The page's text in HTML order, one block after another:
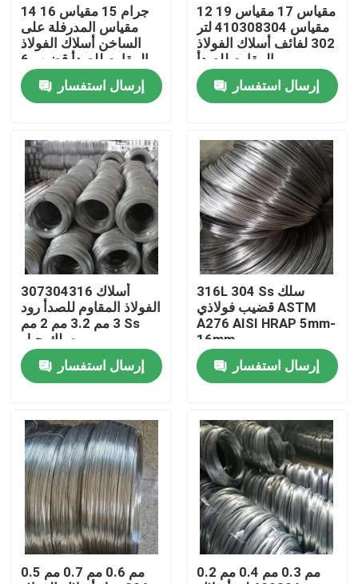
حول بنا
إتصال
المنتجات
أنبوب دائري من الفولاذ المقاوم للصدأ
ورقة لوحة الفولاذ المقاوم للصدأ
لفائف الفولاذ المقاوم للصدأ
أنبوب مربع SS
أنابيب الفولاذ المقاوم للصدأ غير الملحومة
قطاع الفولاذ المقاوم للصدأ
14 جرام 15 مقياس 16
مقياس المدرفلة على
الساخن أسلاك الفولاذ
المقاوم للصدأ قضيب 6
مم الصف 304316
إرسال استفسار
12 مقياس 17 مقياس 19
مقياس 410308304 لتر
302 لفائف أسلاك الفولاذ
المقاوم للصدأ
إرسال استفسار
307304316 أسلاك
الفولاذ المقاوم للصدأ رود
3 مم 3.2 مم 2 مم Ss
سلك حبل
إرسال استفسار
316L 304 Ss سلك
قضيب فولاذي ASTM
A276 AISI HRAP 5mm-
16mm
إرسال استفسار
0.5 مم 0.6 مم 0.7 مم
0.2 مم 0.3 مم 0.4 مم